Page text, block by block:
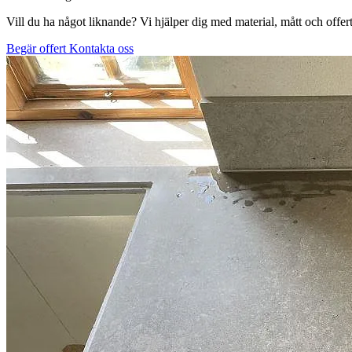
Vill du ha något liknande? Vi hjälper dig med material, mått och
Begär offert Kontakta oss